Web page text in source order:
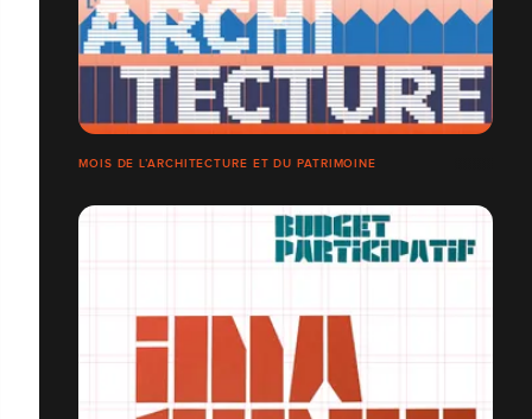
MOIS DE L’ARCHITECTURE ET DU PATRIMOINE